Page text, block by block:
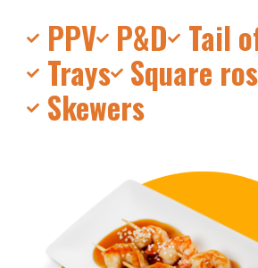
PPV P&D Tail
Trays Square
Skewers